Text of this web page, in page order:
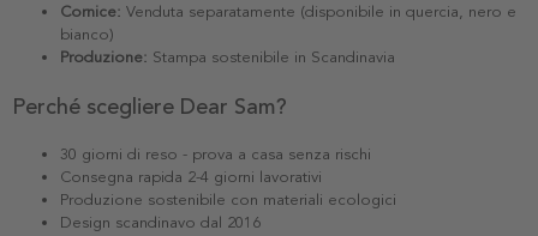
Cornice: Venduta separatamente (disponibile in quercia, nero e
bianco)
Produzione: Stampa sostenibile in Scandinavia
Perché scegliere Dear Sam?
30 giorni di reso - prova a casa senza rischi
Consegna rapida 2-4 giorni lavorativi
Produzione sostenibile con materiali ecologici
Design scandinavo dal 2016